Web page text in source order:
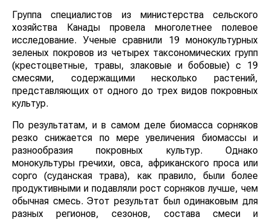
Группа специалистов из министерства сельского
хозяйства Канады провела многолетнее полевое
исследование. Ученые сравнили 19 монокультурных
зеленых покровов из четырех таксономических групп
(крестоцветные, травы, злаковые и бобовые) с 19
смесями, содержащими несколько растений,
представляющих от одного до трех видов покровных
культур.
По результатам, и в самом деле биомасса сорняков
резко снижается по мере увеличения биомассы и
разнообразия покровных культур. Однако
монокультуры гречихи, овса, африканского проса или
сорго (суданская трава), как правило, были более
продуктивными и подавляли рост сорняков лучше, чем
обычная смесь. Этот результат был одинаковым для
разных регионов, сезонов, состава смеси и